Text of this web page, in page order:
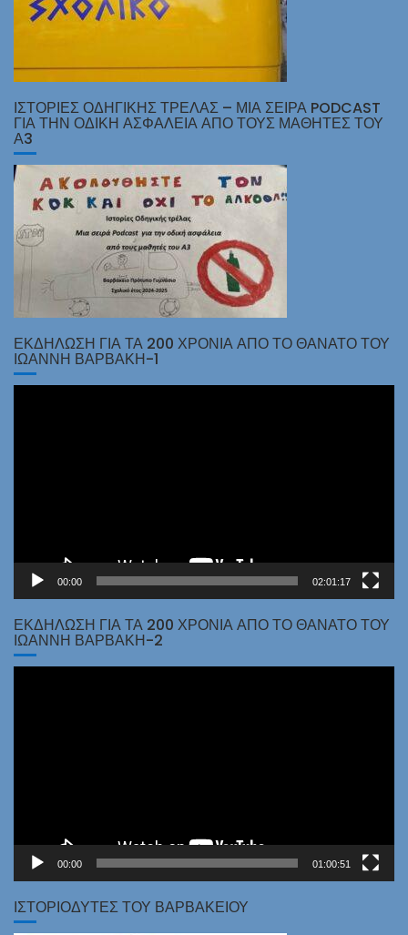
ΙΣΤΟΡΊΕΣ ΟΔΗΓΙΚΉΣ ΤΡΈΛΑΣ – ΜΙΑ ΣΕΙΡΆ PODCAST
ΓΙΑ ΤΗΝ ΟΔΙΚΉ ΑΣΦΆΛΕΙΑ ΑΠΌ ΤΟΥΣ ΜΑΘΗΤΈΣ ΤΟΥ
Α3
ΕΚΔΗΛΩΣΗ ΓΙΑ ΤΑ 200 ΧΡΟΝΙΑ ΑΠΟ ΤΟ ΘΑΝΑΤΟ ΤΟΥ
ΙΩΑΝΝΗ ΒΑΡΒΑΚΗ-1
00:00 02:01:17
ΕΚΔΗΛΩΣΗ ΓΙΑ ΤΑ 200 ΧΡΟΝΙΑ ΑΠΟ ΤΟ ΘΑΝΑΤΟ ΤΟΥ
ΙΩΑΝΝΗ ΒΑΡΒΑΚΗ-2
00:00 01:00:51
ΙΣΤΟΡΙΟΔΎΤΕΣ ΤΟΥ ΒΑΡΒΑΚΕΊΟΥ